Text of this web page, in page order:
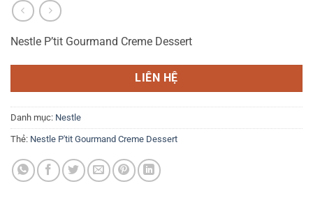
Nestle P’tit Gourmand Creme Dessert
LIÊN HỆ
Danh mục: Nestle
Thẻ: Nestle P'tit Gourmand Creme Dessert